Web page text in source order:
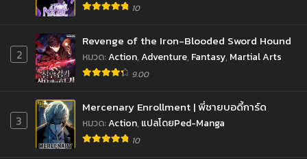
10
2
Revenge of the Iron-Blooded Sword Hound
หมวด:Action,Adventure, Fantasy, Martial Arts
9.00
3
Mercenary Enrollment | พี่ชายบอดี้การ์ด
หมวด:Action, แปลโดยPed-Manga
10